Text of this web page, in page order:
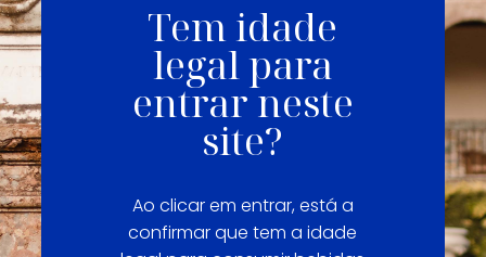
Tem idade
legal para
entrar neste
site?
Ao clicar em entrar, está a
confirmar que tem a idade